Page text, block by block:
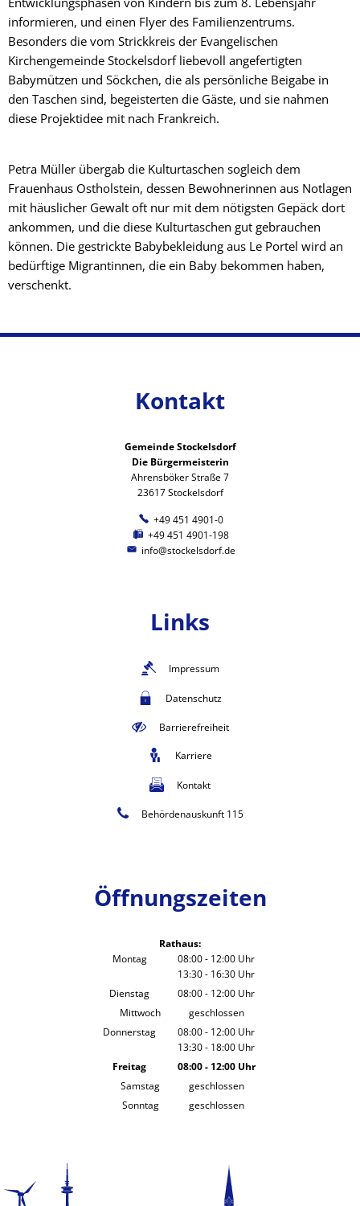
informieren, und einen Flyer des Familienzentrums.
Besonders die vom Strickkreis der Evangelischen
Kirchengemeinde Stockelsdorf liebevoll angefertigten
Babymützen und Söckchen, die als persönliche Beigabe in
den Taschen sind, begeisterten die Gäste, und sie nahmen
diese Projektidee mit nach Frankreich.
Petra Müller übergab die Kulturtaschen sogleich dem
Frauenhaus Ostholstein, dessen Bewohnerinnen aus Notlagen
mit häuslicher Gewalt oft nur mit dem nötigsten Gepäck dort
ankommen, und die diese Kulturtaschen gut gebrauchen
können. Die gestrickte Babybekleidung aus Le Portel wird an
bedürftige Migrantinnen, die ein Baby bekommen haben,
verschenkt.
Kontakt
Gemeinde Stockelsdorf
Die Bürgermeisterin
Ahrensböker Straße 7
23617 Stockelsdorf
+49 451 4901-0
+49 451 4901-198
info@stockelsdorf.de
Links
Impressum
Datenschutz
Barrierefreiheit
Karriere
Kontakt
Behördenauskunft 115
Öffnungszeiten
Rathaus:
Montag
08:00- 12:00 Uhr
Von 08:00 bis 12:00 Uhr
13:30- 16:30 Uhr
Von 13:30 bis 16:30 Uhr
Dienstag 08:00- 12:00 Uhr
Von 08:00 bis 12:00 Uhr
Mittwoch
geschlossen
Donnerstag
08:00- 12:00 Uhr
Von 08:00 bis 12:00 Uhr
13:30- 18:00 Uhr
Von 13:30 bis 18:00 Uhr
Freitag 08:00- 12:00Uhr
Von 08:00 bis 12:00 Uhr
Samstag
geschlossen
Sonntag
geschlossen